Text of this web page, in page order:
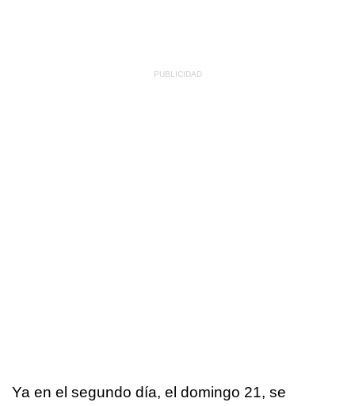
Ya en el segundo día, el domingo 21, se